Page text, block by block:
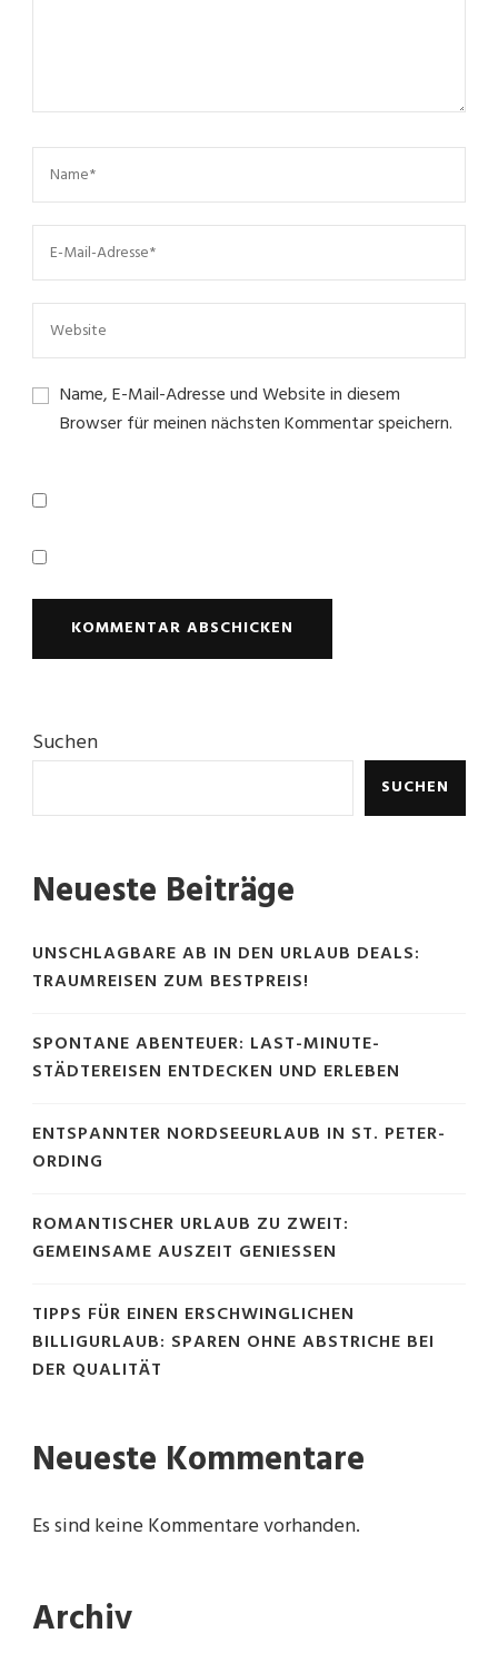
Name, E-Mail-Adresse und Website in diesem
Browser für meinen nächsten Kommentar speichern.
Suchen
SUCHEN
Neueste Beiträge
UNSCHLAGBARE AB IN DEN URLAUB DEALS:
TRAUMREISEN ZUM BESTPREIS!
SPONTANE ABENTEUER: LAST-MINUTE-
STÄDTEREISEN ENTDECKEN UND ERLEBEN
ENTSPANNTER NORDSEEURLAUB IN ST. PETER-
ORDING
ROMANTISCHER URLAUB ZU ZWEIT:
GEMEINSAME AUSZEIT GENIESSEN
TIPPS FÜR EINEN ERSCHWINGLICHEN
BILLIGURLAUB: SPAREN OHNE ABSTRICHE BEI
DER QUALITÄT
Neueste Kommentare
Es sind keine Kommentare vorhanden.
Archiv